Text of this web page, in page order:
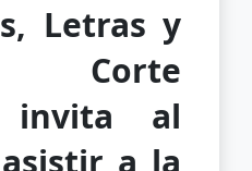
Letras y
Corte
invita al
a la